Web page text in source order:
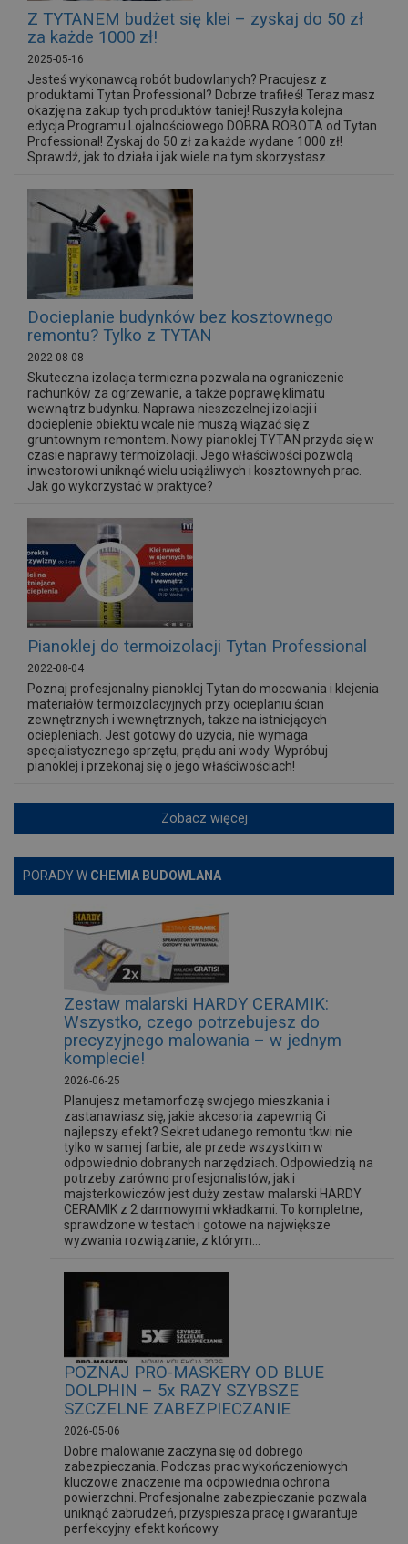
Z TYTANEM budżet się klei – zyskaj do 50 zł
za każde 1000 zł!
2025-05-16
Jesteś wykonawcą robót budowlanych? Pracujesz z
produktami Tytan Professional? Dobrze trafiłeś! Teraz masz
okazję na zakup tych produktów taniej! Ruszyła kolejna
edycja Programu Lojalnościowego DOBRA ROBOTA od Tytan
Professional! Zyskaj do 50 zł za każde wydane 1000 zł!
Sprawdź, jak to działa i jak wiele na tym skorzystasz.
Docieplanie budynków bez kosztownego
remontu? Tylko z TYTAN
2022-08-08
Skuteczna izolacja termiczna pozwala na ograniczenie
rachunków za ogrzewanie, a także poprawę klimatu
wewnątrz budynku. Naprawa nieszczelnej izolacji i
docieplenie obiektu wcale nie muszą wiązać się z
gruntownym remontem. Nowy pianoklej TYTAN przyda się w
czasie naprawy termoizolacji. Jego właściwości pozwolą
inwestorowi uniknąć wielu uciążliwych i kosztownych prac.
Jak go wykorzystać w praktyce?
Pianoklej do termoizolacji Tytan Professional
2022-08-04
Poznaj profesjonalny pianoklej Tytan do mocowania i klejenia
materiałów termoizolacyjnych przy ocieplaniu ścian
zewnętrznych i wewnętrznych, także na istniejących
ociepleniach. Jest gotowy do użycia, nie wymaga
specjalistycznego sprzętu, prądu ani wody. Wypróbuj
pianoklej i przekonaj się o jego właściwościach!
Zobacz więcej
PORADY W CHEMIA BUDOWLANA
Zestaw malarski HARDY CERAMIK:
Wszystko, czego potrzebujesz do
precyzyjnego malowania – w jednym
komplecie!
2026-06-25
Planujesz metamorfozę swojego mieszkania i
zastanawiasz się, jakie akcesoria zapewnią Ci
najlepszy efekt? Sekret udanego remontu tkwi nie
tylko w samej farbie, ale przede wszystkim w
odpowiednio dobranych narzędziach. Odpowiedzią na
potrzeby zarówno profesjonalistów, jak i
majsterkowiczów jest duży zestaw malarski HARDY
CERAMIK z 2 darmowymi wkładkami. To kompletne,
sprawdzone w testach i gotowe na największe
wyzwania rozwiązanie, z którym...
POZNAJ PRO-MASKERY OD BLUE
DOLPHIN – 5x RAZY SZYBSZE
SZCZELNE ZABEZPIECZANIE
2026-05-06
Dobre malowanie zaczyna się od dobrego
zabezpieczania. Podczas prac wykończeniowych
kluczowe znaczenie ma odpowiednia ochrona
powierzchni. Profesjonalne zabezpieczanie pozwala
uniknąć zabrudzeń, przyspiesza pracę i gwarantuje
perfekcyjny efekt końcowy.